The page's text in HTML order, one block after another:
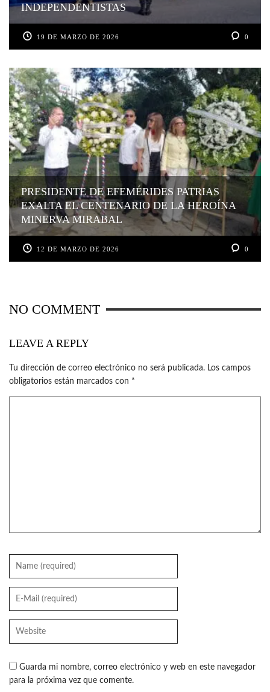
INDEPENDENTISTAS
19 DE MARZO DE 2026 0
PRESIDENTE DE EFEMÉRIDES PATRIAS
EXALTA EL CENTENARIO DE LA HEROÍNA
MINERVA MIRABAL
12 DE MARZO DE 2026 0
NO COMMENT
LEAVE A REPLY
Tu dirección de correo electrónico no será publicada. Los campos
obligatorios están marcados con *
Guarda mi nombre, correo electrónico y web en este navegador
para la próxima vez que comente.